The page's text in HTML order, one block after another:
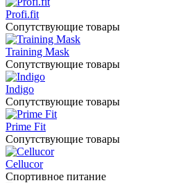
Profi.fit
Сопутствующие товары
Training Mask
Сопутствующие товары
Indigo
Сопутствующие товары
Prime Fit
Сопутствующие товары
Cellucor
Спортивное питание